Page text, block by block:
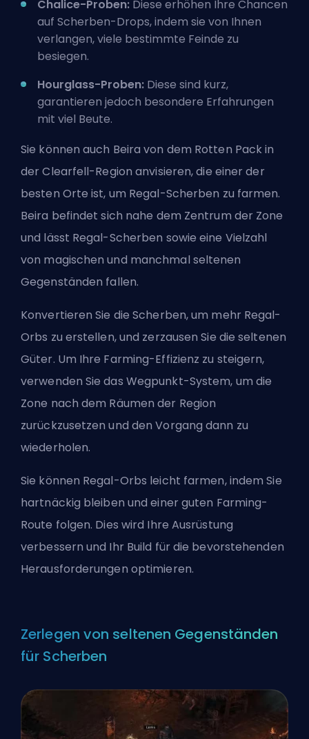
Chalice-Proben: Diese erhöhen Ihre Chancen
auf Scherben-Drops, indem sie von Ihnen
verlangen, viele bestimmte Feinde zu
besiegen.
Hourglass-Proben: Diese sind kurz,
garantieren jedoch besondere Erfahrungen
mit viel Beute.
Sie können auch Beira von dem Rotten Pack in
der Clearfell-Region anvisieren, die einer der
besten Orte ist, um Regal-Scherben zu farmen.
Beira befindet sich nahe dem Zentrum der Zone
und lässt Regal-Scherben sowie eine Vielzahl
von magischen und manchmal seltenen
Gegenständen fallen.
Konvertieren Sie die Scherben, um mehr Regal-
Orbs zu erstellen, und zerzausen Sie die seltenen
Güter. Um Ihre Farming-Effizienz zu steigern,
verwenden Sie das Wegpunkt-System, um die
Zone nach dem Räumen der Region
zurückzusetzen und den Vorgang dann zu
wiederholen.
Sie können Regal-Orbs leicht farmen, indem Sie
hartnäckig bleiben und einer guten Farming-
Route folgen. Dies wird Ihre Ausrüstung
verbessern und Ihr Build für die bevorstehenden
Herausforderungen optimieren.
Zerlegen von seltenen Gegenständen
für Scherben